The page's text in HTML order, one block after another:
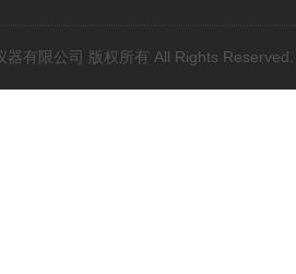
器有限公司 版权所有 All Rights